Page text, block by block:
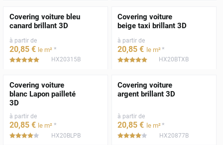
Covering voiture bleu
canard brillant 3D
à partir de
20,85 € le m² *
*****HX20315B
Covering voiture
beige taxi brillant 3D
à partir de
20,85 € le m²*
*****HX20BTXB
Covering voiture
blanc Lapon pailleté
3D
à partir de
20,85 € le m² *
***** HX20BLPB
Covering voiture
argent brillant 3D
à partir de
20,85 € le m²*
***** HX20877B